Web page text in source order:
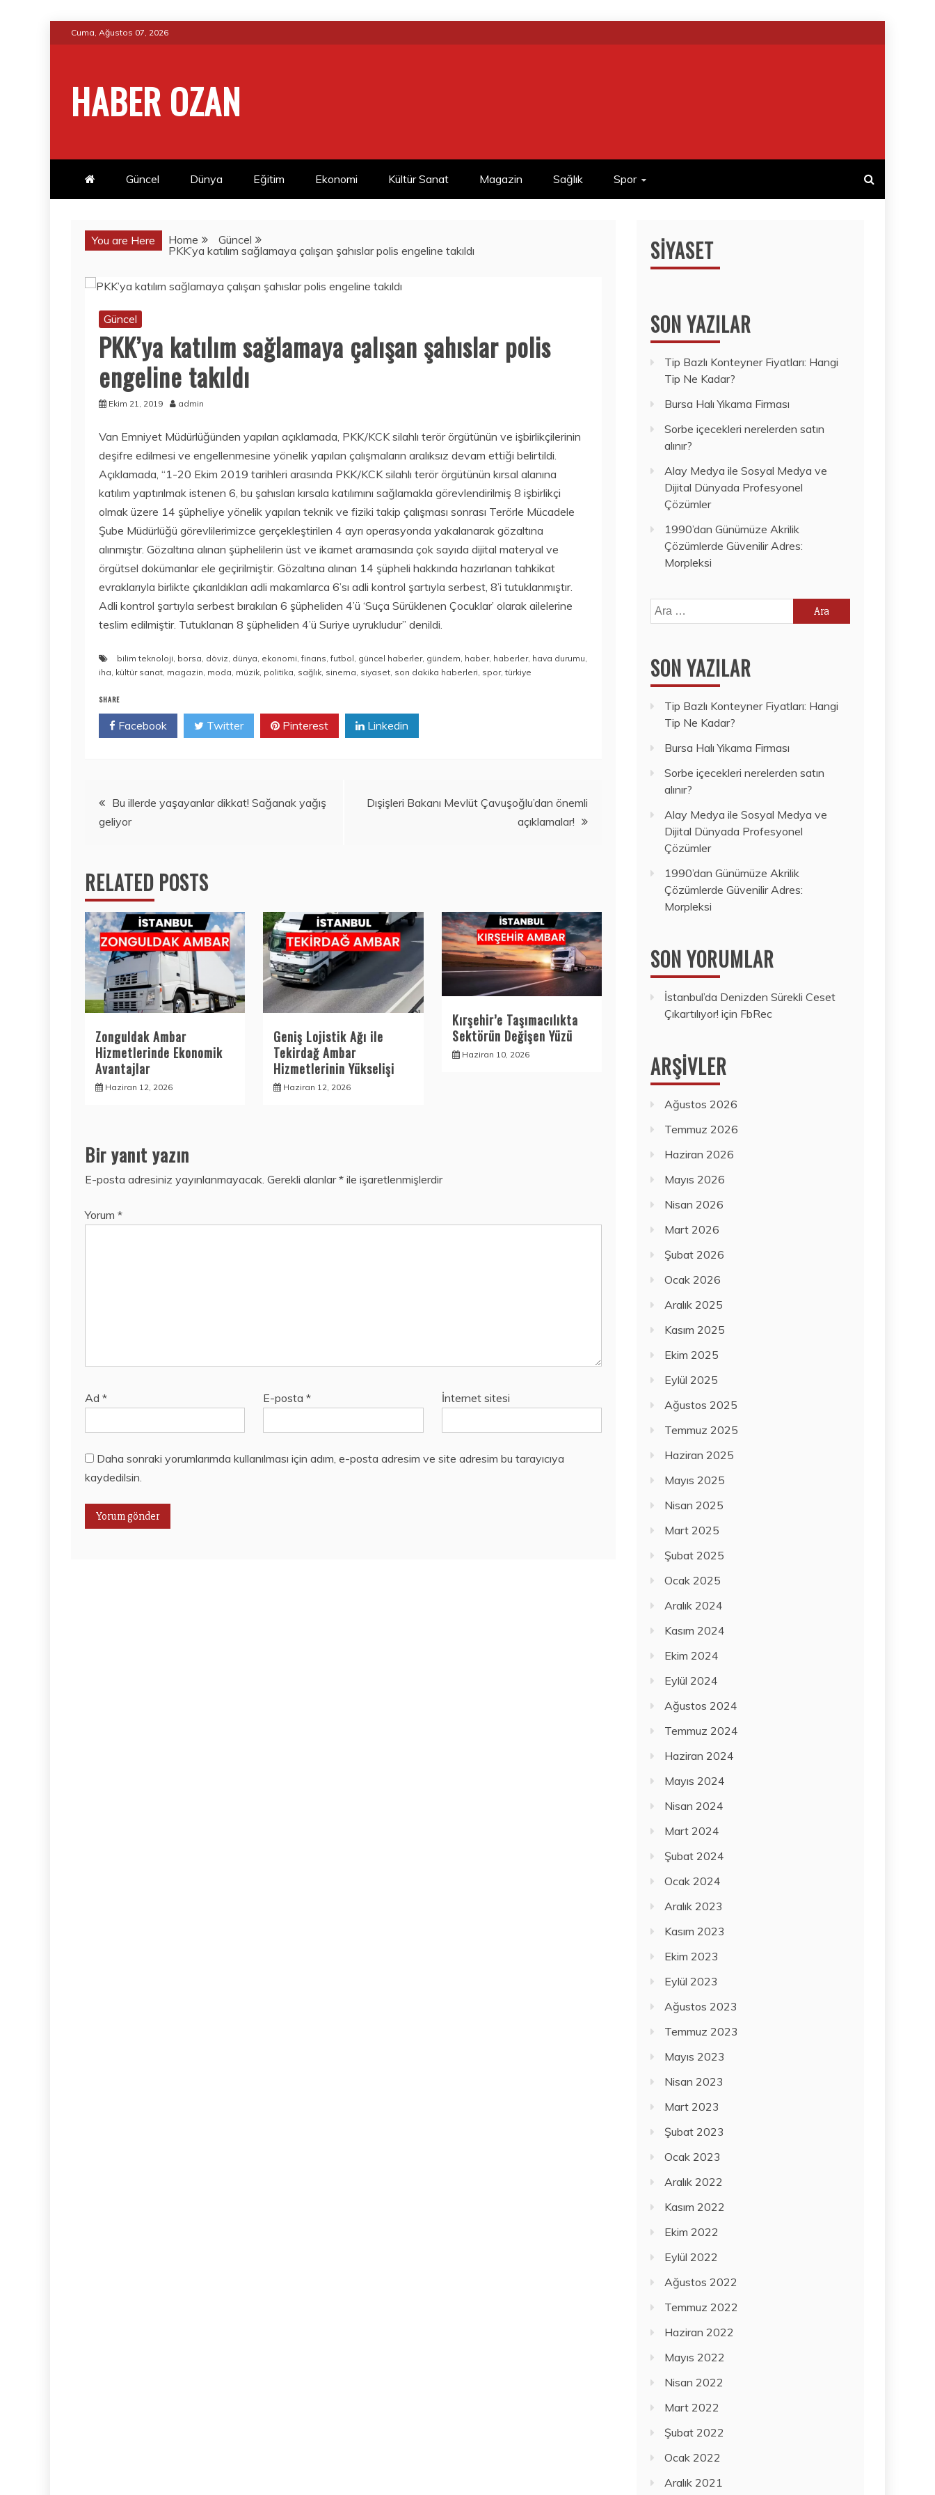
to
Cuma, Ağustos 07, 2026
HABER OZAN
Güncel Dünya Eğitim Ekonomi Kültür Sanat Magazin Sağlık Spor
You are Here Home
Güncel
PKK’ya katılım sağlamaya çalışan şahıslar polis engeline takıldı
Güncel
PKK’ya katılım sağlamaya çalışan şahıslar polis
engeline takıldı
Ekim 21, 2019 admin
Van Emniyet Müdürlüğünden yapılan açıklamada, PKK/KCK silahlı terör örgütünün ve işbirlikçilerinin
deşifre edilmesi ve engellenmesine yönelik yapılan çalışmaların aralıksız devam ettiği belirtildi.
Açıklamada, “1-20 Ekim 2019 tarihleri arasında PKK/KCK silahlı terör örgütünün kırsal alanına
katılım yaptırılmak istenen 6, bu şahısları kırsala katılımını sağlamakla görevlendirilmiş 8 işbirlikçi
olmak üzere 14 şüpheliye yönelik yapılan teknik ve fiziki takip çalışması sonrası Terörle Mücadele
Şube Müdürlüğü görevlilerimizce gerçekleştirilen 4 ayrı operasyonda yakalanarak gözaltına
alınmıştır. Gözaltına alınan şüphelilerin üst ve ikamet aramasında çok sayıda dijital materyal ve
örgütsel dokümanlar ele geçirilmiştir. Gözaltına alınan 14 şüpheli hakkında hazırlanan tahkikat
evraklarıyla birlikte çıkarıldıkları adli makamlarca 6’sı adli kontrol şartıyla serbest, 8’i tutuklanmıştır.
Adli kontrol şartıyla serbest bırakılan 6 şüpheliden 4’ü ‘Suça Sürüklenen Çocuklar’ olarak ailelerine
teslim edilmiştir. Tutuklanan 8 şüpheliden 4’ü Suriye uyrukludur” denildi.
bilim teknoloji, borsa, döviz, dünya, ekonomi,finans,futbol, güncel haberler, gündem, haber, haberler, hava durumu,
iha, kültür sanat, magazin, moda, müzik, politika, sağlık, sinema, siyaset, son dakika haberleri, spor,türkiye
SHARE
Facebook Twitter Pinterest Linkedin
Yazı
gezinmesi
Bu illerde yaşayanlar dikkat! Sağanak yağış
geliyor
Dışişleri Bakanı Mevlüt Çavuşoğlu’dan önemli
açıklamalar!
RELATED POSTS
Zonguldak Ambar
Hizmetlerinde Ekonomik
Avantajlar
Haziran 12, 2026
Geniş Lojistik Ağı ile
Tekirdağ Ambar
Hizmetlerinin Yükselişi
Haziran 12, 2026
Kırşehir’e Taşımacılıkta
Sektörün Değişen Yüzü
Haziran 10, 2026
Bir yanıt yazın
E-posta adresiniz yayınlanmayacak. Gerekli alanlar* ile işaretlenmişlerdir
Yorum *
Ad * E-posta* İnternet sitesi
Daha sonraki yorumlarımda kullanılması için adım, e-posta adresim ve site adresim bu tarayıcıya
kaydedilsin.
SIYASET
SON YAZILAR
Tip Bazlı Konteyner Fiyatları: Hangi
Tip Ne Kadar?
Bursa Halı Yıkama Firması
Sorbe içecekleri nerelerden satın
alınır?
Alay Medya ile Sosyal Medya ve
Dijital Dünyada Profesyonel
Çözümler
1990’dan Günümüze Akrilik
Çözümlerde Güvenilir Adres:
Morpleksi
Arama:
SON YAZILAR
Tip Bazlı Konteyner Fiyatları: Hangi
Tip Ne Kadar?
Bursa Halı Yıkama Firması
Sorbe içecekleri nerelerden satın
alınır?
Alay Medya ile Sosyal Medya ve
Dijital Dünyada Profesyonel
Çözümler
1990’dan Günümüze Akrilik
Çözümlerde Güvenilir Adres:
Morpleksi
SON YORUMLAR
İstanbul’da Denizden Sürekli Ceset
Çıkartılıyor! için FbRec
ARŞIVLER
Ağustos 2026
Temmuz 2026
Haziran 2026
Mayıs 2026
Nisan 2026
Mart 2026
Şubat 2026
Ocak 2026
Aralık 2025
Kasım 2025
Ekim 2025
Eylül 2025
Ağustos 2025
Temmuz 2025
Haziran 2025
Mayıs 2025
Nisan 2025
Mart 2025
Şubat 2025
Ocak 2025
Aralık 2024
Kasım 2024
Ekim 2024
Eylül 2024
Ağustos 2024
Temmuz 2024
Haziran 2024
Mayıs 2024
Nisan 2024
Mart 2024
Şubat 2024
Ocak 2024
Aralık 2023
Kasım 2023
Ekim 2023
Eylül 2023
Ağustos 2023
Temmuz 2023
Mayıs 2023
Nisan 2023
Mart 2023
Şubat 2023
Ocak 2023
Aralık 2022
Kasım 2022
Ekim 2022
Eylül 2022
Ağustos 2022
Temmuz 2022
Haziran 2022
Mayıs 2022
Nisan 2022
Mart 2022
Şubat 2022
Ocak 2022
Aralık 2021